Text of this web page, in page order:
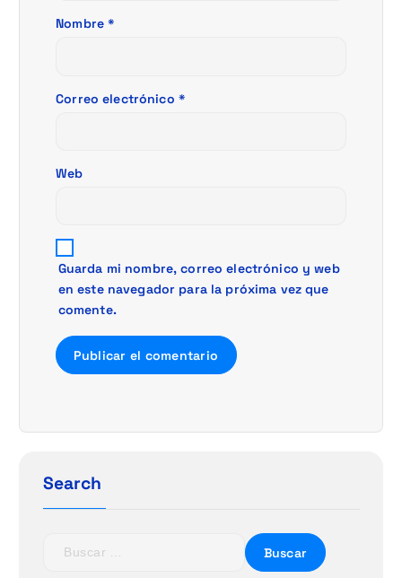
Nombre*
Correo electrónico *
Web
Guarda mi nombre, correo electrónico y web
en este navegador para la próxima vez que
comente.
Search